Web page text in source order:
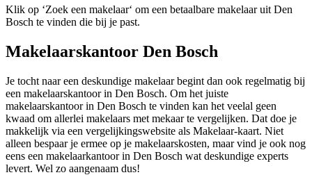
Klik op ‘Zoek een makelaar‘ om een betaalbare makelaar uit Den
Bosch te vinden die bij je past.
Makelaarskantoor Den Bosch
Je tocht naar een deskundige makelaar begint dan ook regelmatig bij
een makelaarskantoor in Den Bosch. Om het juiste
makelaarskantoor in Den Bosch te vinden kan het veelal geen
kwaad om allerlei makelaars met mekaar te vergelijken. Dat doe je
makkelijk via een vergelijkingswebsite als Makelaar-kaart. Niet
alleen bespaar je ermee op je makelaarskosten, maar vind je ook nog
eens een makelaarkantoor in Den Bosch wat deskundige experts
levert. Wel zo aangenaam dus!